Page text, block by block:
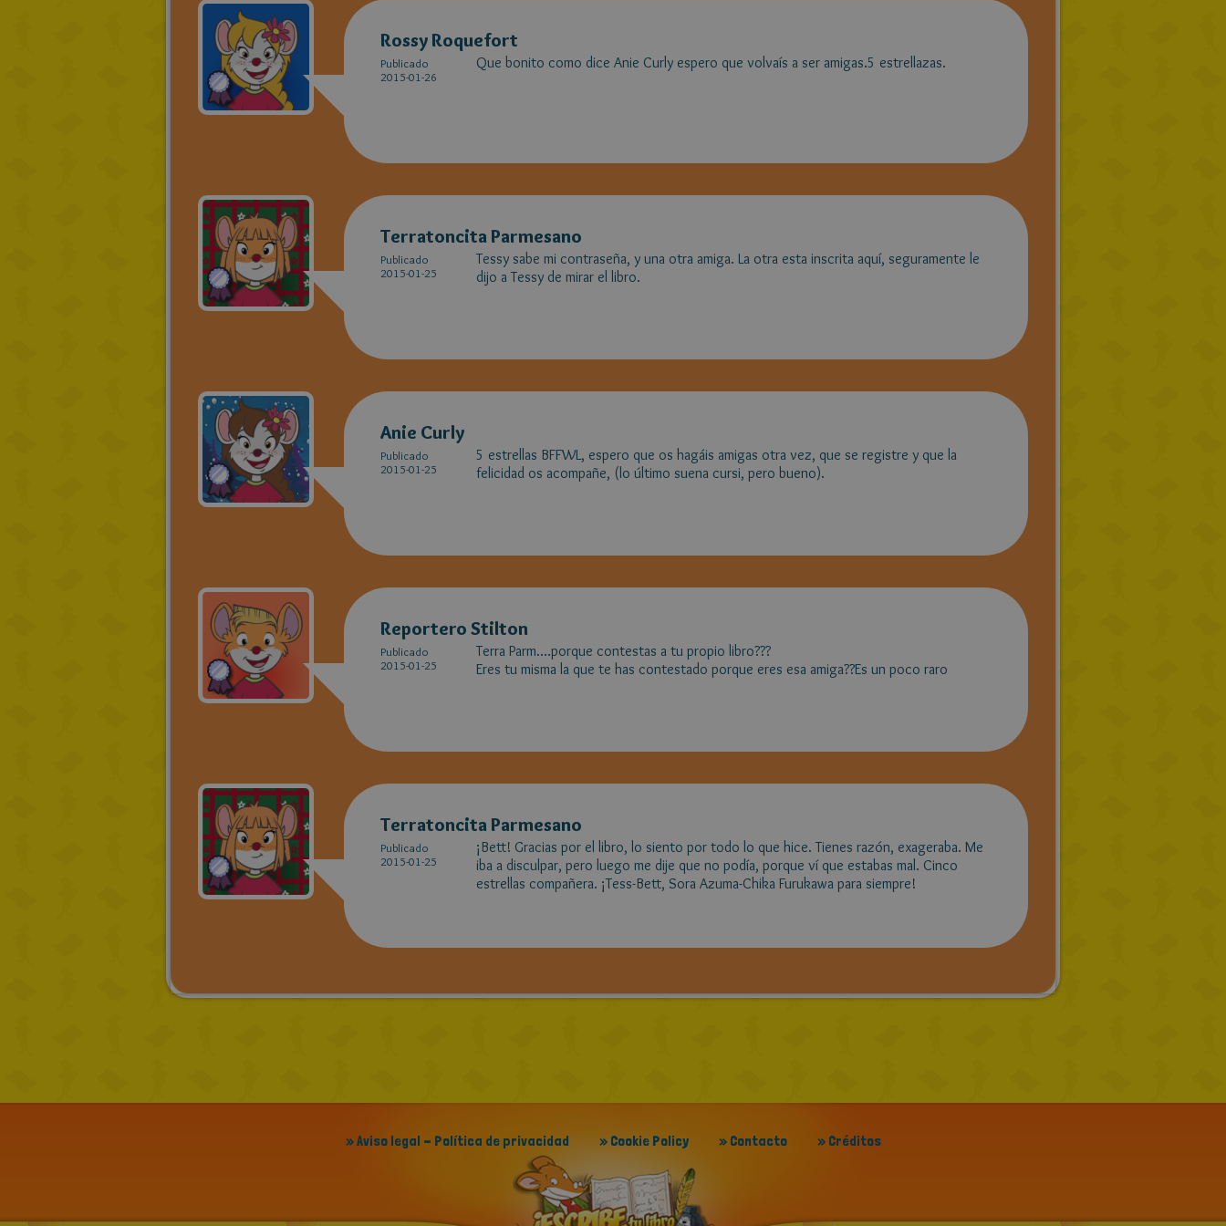
Rossy Roquefort
Publicado
2015-01-26
Que bonito como dice Anie Curly espero que volvaís a ser amigas.5 estrellazas.
Terratoncita Parmesano
Publicado
2015-01-25
Tessy sabe mi contraseña, y una otra amiga. La otra esta inscrita aquí, seguramente le
dijo a Tessy de mirar el libro.
Anie Curly
Publicado
2015-01-25
5 estrellas BFFWL, espero que os hagáis amigas otra vez, que se registre y que la
felicidad os acompañe, (lo último suena cursi, pero bueno).
Reportero Stilton
Publicado
2015-01-25
Terra Parm....porque contestas a tu propio libro???
Eres tu misma la que te has contestado porque eres esa amiga??Es un poco raro
Terratoncita Parmesano
Publicado
2015-01-25
¡Bett! Gracias por el libro, lo siento por todo lo que hice. Tienes razón, exageraba. Me
iba a disculpar, pero luego me dije que no podía, porque ví que estabas mal. Cinco
estrellas compañera. ¡Tess-Bett, Sora Azuma-Chika Furukawa para siempre!
» Aviso legal - Política de privacidad » Cookie Policy » Contacto » Créditos